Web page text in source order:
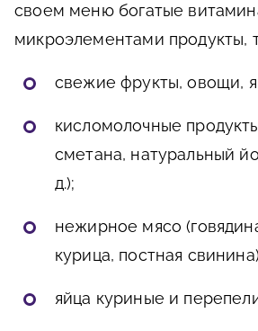
своем меню богатые
микроэлементами продукты,
свежие фрукты, овощи,
кисломолочные
сметана, натуральный
д.);
нежирное мясо
курица, постная
яйца куриные и